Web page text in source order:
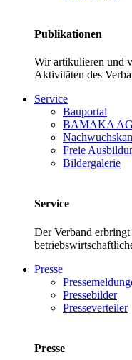
Publikationen
Wir artikulieren und
Aktivitäten des
Service
Bauportal
BAMAKA AG
Freie
Bildergalerie
Service
Der Verband
Presse
Pressebilder
Presseverteiler
Presse